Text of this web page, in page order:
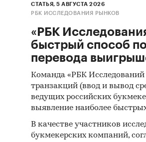
СТАТЬЯ, 5 АВГУСТА 2026
РБК ИССЛЕДОВАНИЯ РЫНКОВ
«РБК
быстрый способ
перевода
Команда «РБК Исследований
транзакций (ввод и вывод
ведущих российских
выявление наиболее
В качестве участников
букмекерских компаний,